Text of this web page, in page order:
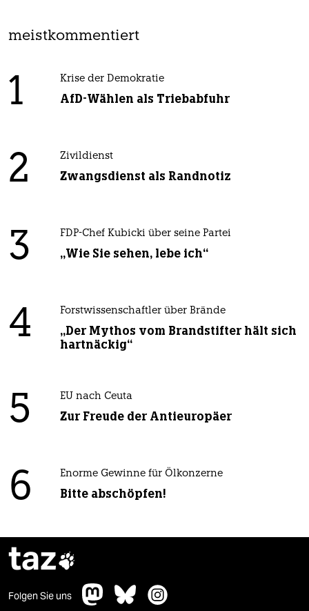
meistkommentiert
1 Krise der Demokratie
AfD-Wählen als Triebabfuhr
2 Zivildienst
Zwangsdienst als Randnotiz
3 FDP-Chef Kubicki über seine Partei
„Wie Sie sehen, lebe ich“
4 Forstwissenschaftler über Brände
„Der Mythos vom Brandstifter hält sich
hartnäckig“
5 EU nach Ceuta
Zur Freude der Antieuropäer
6 Enorme Gewinne für Ölkonzerne
Bitte abschöpfen!
taz
Folgen Sie uns